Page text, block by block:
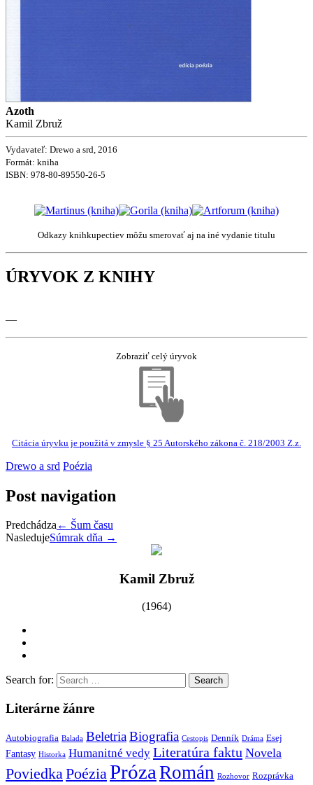
Azoth
Kamil Zbruž
Vydavateľ: Drewo a srd, 2016
Formát: kniha
ISBN: 978-80-89550-26-5
Odkazy knihkupectiev môžu smerovať aj na iné vydanie titulu
ÚRYVOK Z KNIHY
—
Zobraziť celý úryvok
Citácia úryvku je použitá v zmysle § 25 Autorského zákona č. 218/2003 Z.z.
Drewo a srd Poézia
Post navigation
Predchádza← Šum času
NasledujeSúmrak dňa →
Kamil Zbruž
(1964)
Search for:
Literárne žánre
Autobiografia Balada BeletriaBiografia Cestopis Denník Dráma Esej
Fantasy Historka Humanitné vedy Literatúra faktu Novela
PoviedkaPoéziaPróza Román Rozhovor Rozprávka